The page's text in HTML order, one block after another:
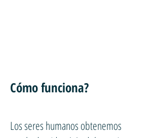
Cómo funciona?
Los seres humanos obtenemos